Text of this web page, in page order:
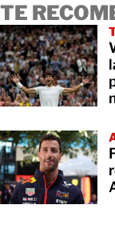
TE